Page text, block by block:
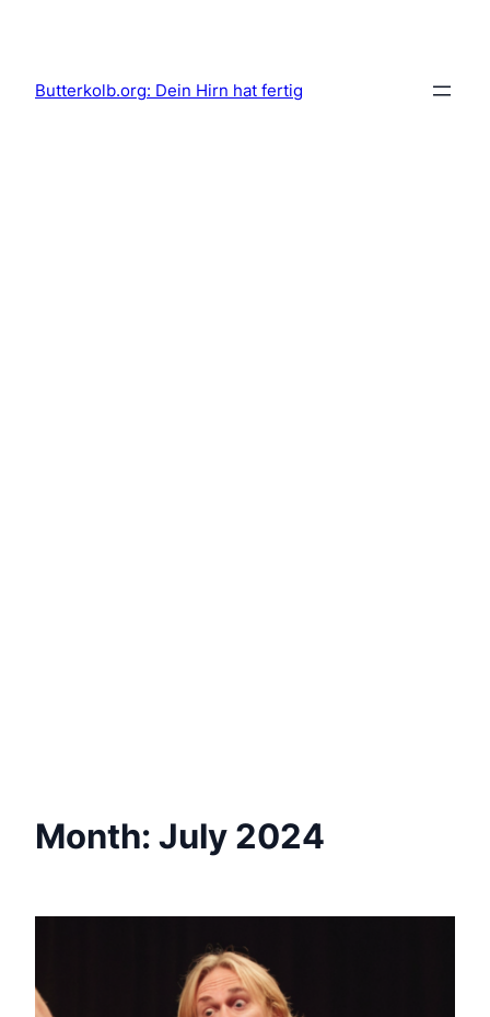
Butterkolb.org: Dein Hirn hat fertig
Month: July 2024